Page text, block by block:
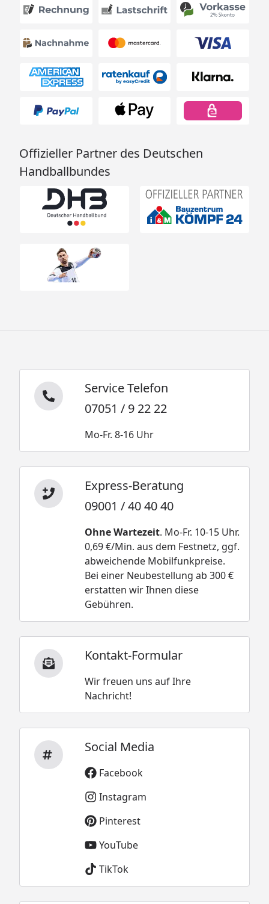
Offizieller Partner des Deutschen
Handballbundes
Service Telefon
07051 / 9 22 22
Mo-Fr. 8-16 Uhr
Express-Beratung
09001 / 40 40 40
Ohne Wartezeit. Mo-Fr. 10-15 Uhr.
0,69 €/Min. aus dem Festnetz, ggf.
abweichende Mobilfunkpreise.
Bei einer Neubestellung ab 300 €
erstatten wir Ihnen diese
Gebühren.
Kontakt-Formular
Wir freuen uns auf Ihre
Nachricht!
Social Media
Facebook
Instagram
Pinterest
YouTube
TikTok